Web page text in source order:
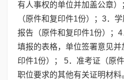
有人事权的单位并加盖公章
（原件和复印件1份）；3．
报告（原件和复印件1份）；
填报的表格，单位签署意见
印件1份）； 5．准考证（原
职位要求的其他有关证明材